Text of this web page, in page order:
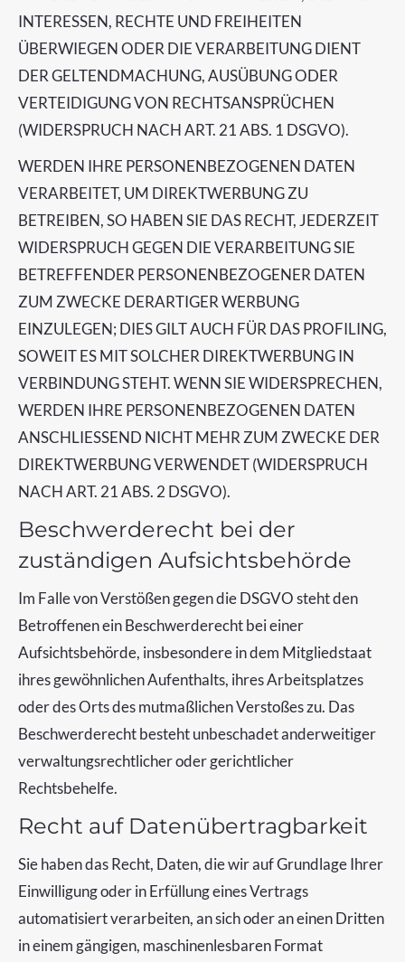
INTERESSEN, RECHTE UND FREIHEITEN
ÜBERWIEGEN ODER DIE VERARBEITUNG DIENT
DER GELTENDMACHUNG, AUSÜBUNG ODER
VERTEIDIGUNG VON RECHTSANSPRÜCHEN
(WIDERSPRUCH NACH ART. 21 ABS. 1 DSGVO).
WERDEN IHRE PERSONENBEZOGENEN DATEN
VERARBEITET, UM DIREKTWERBUNG ZU
BETREIBEN, SO HABEN SIE DAS RECHT, JEDERZEIT
WIDERSPRUCH GEGEN DIE VERARBEITUNG SIE
BETREFFENDER PERSONENBEZOGENER DATEN
ZUM ZWECKE DERARTIGER WERBUNG
EINZULEGEN; DIES GILT AUCH FÜR DAS PROFILING,
SOWEIT ES MIT SOLCHER DIREKTWERBUNG IN
VERBINDUNG STEHT. WENN SIE WIDERSPRECHEN,
WERDEN IHRE PERSONENBEZOGENEN DATEN
ANSCHLIESSEND NICHT MEHR ZUM ZWECKE DER
DIREKTWERBUNG VERWENDET (WIDERSPRUCH
NACH ART. 21 ABS. 2 DSGVO).
Beschwerderecht bei der
zuständigen Aufsichtsbehörde
Im Falle von Verstößen gegen die DSGVO steht den
Betroffenen ein Beschwerderecht bei einer
Aufsichtsbehörde, insbesondere in dem Mitgliedstaat
ihres gewöhnlichen Aufenthalts, ihres Arbeitsplatzes
oder des Orts des mutmaßlichen Verstoßes zu. Das
Beschwerderecht besteht unbeschadet anderweitiger
verwaltungsrechtlicher oder gerichtlicher
Rechtsbehelfe.
Recht auf Datenübertragbarkeit
Sie haben das Recht, Daten, die wir auf Grundlage Ihrer
Einwilligung oder in Erfüllung eines Vertrags
automatisiert verarbeiten, an sich oder an einen Dritten
in einem gängigen, maschinenlesbaren Format